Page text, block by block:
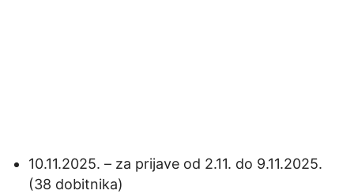
10.11.2025. – za prijave od 2.11. do 9.11.2025.
(38 dobitnika)